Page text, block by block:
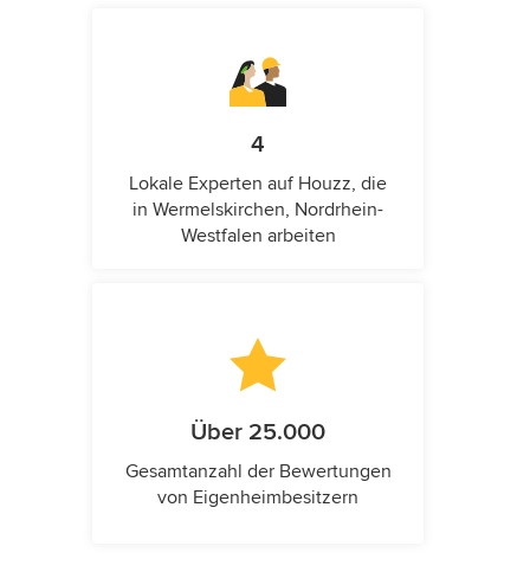
4
Lokale Experten auf Houzz, die
in Wermelskirchen, Nordrhein-
Westfalen arbeiten
Über 25.000
Gesamtanzahl der Bewertungen
von Eigenheimbesitzern